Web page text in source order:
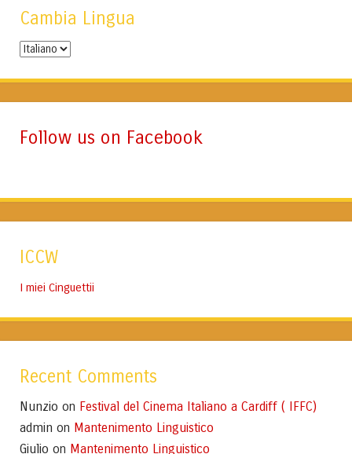
Cambia Lingua
Cambia
Follow us on Facebook
ICCW
I miei Cinguettii
Recent Comments
Nunzio on Festival del Cinema Italiano a Cardiff ( IFFC)
admin on Mantenimento Linguistico
Giulio on Mantenimento Linguistico